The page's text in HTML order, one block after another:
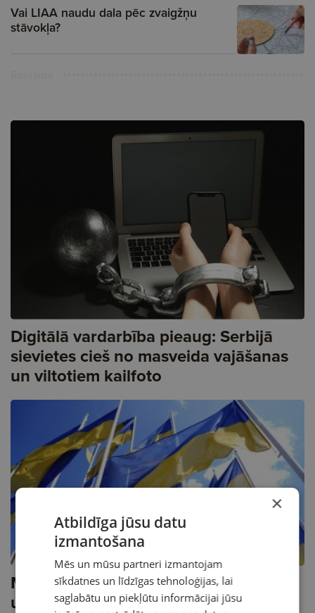
Vai LIAA naudu dala pēc zvaigžņu
stāvokļa?
Digitālā vardarbība pieaug: Serbijā
sievietes cieš no masveida vajāšanas
un viltotiem kailfoto
Mediju sapieri. Čehi — rekordisti
ukraiņu bēgļu uzņemšanā
×
Atbildīga jūsu datu
izmantošana
Mēs un mūsu partneri izmantojam
sīkdatnes un līdzīgas tehnoloģijas, lai
saglabātu un piekļūtu informācijai jūsu